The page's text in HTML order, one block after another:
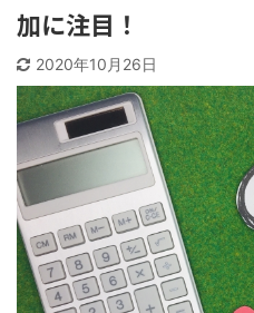
加に注目！
2020年10月26日